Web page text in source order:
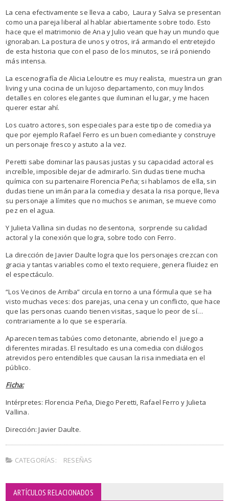
La cena efectivamente se lleva a cabo, Laura y Salva se presentan
como una pareja liberal al hablar abiertamente sobre todo. Esto
hace que el matrimonio de Ana y Julio vean que hay un mundo que
ignoraban. La postura de unos y otros, irá armando el entretejido
de esta historia que con el paso de los minutos, se irá poniendo
más intensa.
La escenografía de Alicia Leloutre es muy realista, muestra un gran
living y una cocina de un lujoso departamento, con muy lindos
detalles en colores elegantes que iluminan el lugar, y me hacen
querer estar ahí.
Los cuatro actores, son especiales para este tipo de comedia ya
que por ejemplo Rafael Ferro es un buen comediante y construye
un personaje fresco y astuto a la vez.
Peretti sabe dominar las pausas justas y su capacidad actoral es
increíble, imposible dejar de admirarlo. Sin dudas tiene mucha
química con su partenaire Florencia Peña; si hablamos de ella, sin
dudas tiene un imán para la comedia y desata la risa porque, lleva
su personaje a límites que no muchos se animan, se mueve como
pez en el agua.
Y Julieta Vallina sin dudas no desentona, sorprende su calidad
actoral y la conexión que logra, sobre todo con Ferro.
La dirección de Javier Daulte logra que los personajes crezcan con
gracia y tantas variables como el texto requiere, genera fluidez en
el espectáculo.
“Los Vecinos de Arriba” circula en torno a una fórmula que se ha
visto muchas veces: dos parejas, una cena y un conflicto, que hace
que las personas cuando tienen visitas, saque lo peor de sí…
contrariamente a lo que se esperaría.
Aparecen temas tabúes como detonante, abriendo el juego a
diferentes miradas. El resultado es una comedia con diálogos
atrevidos pero entendibles que causan la risa inmediata en el
público.
Ficha:
Intérpretes: Florencia Peña, Diego Peretti, Rafael Ferro y Julieta
Vallina.
Dirección: Javier Daulte.
CATEGORÍAS: RESEÑAS
ARTÍCULOS RELACIONADOS